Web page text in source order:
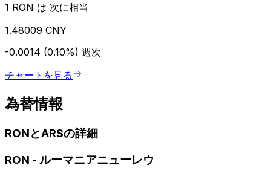
1 RON は 次に相当
1.48009 CNY
-0.0014 (0.10%) 週次
チャートを見る
為替情報
RONとARSの詳細
RON - ルーマニアニューレウ